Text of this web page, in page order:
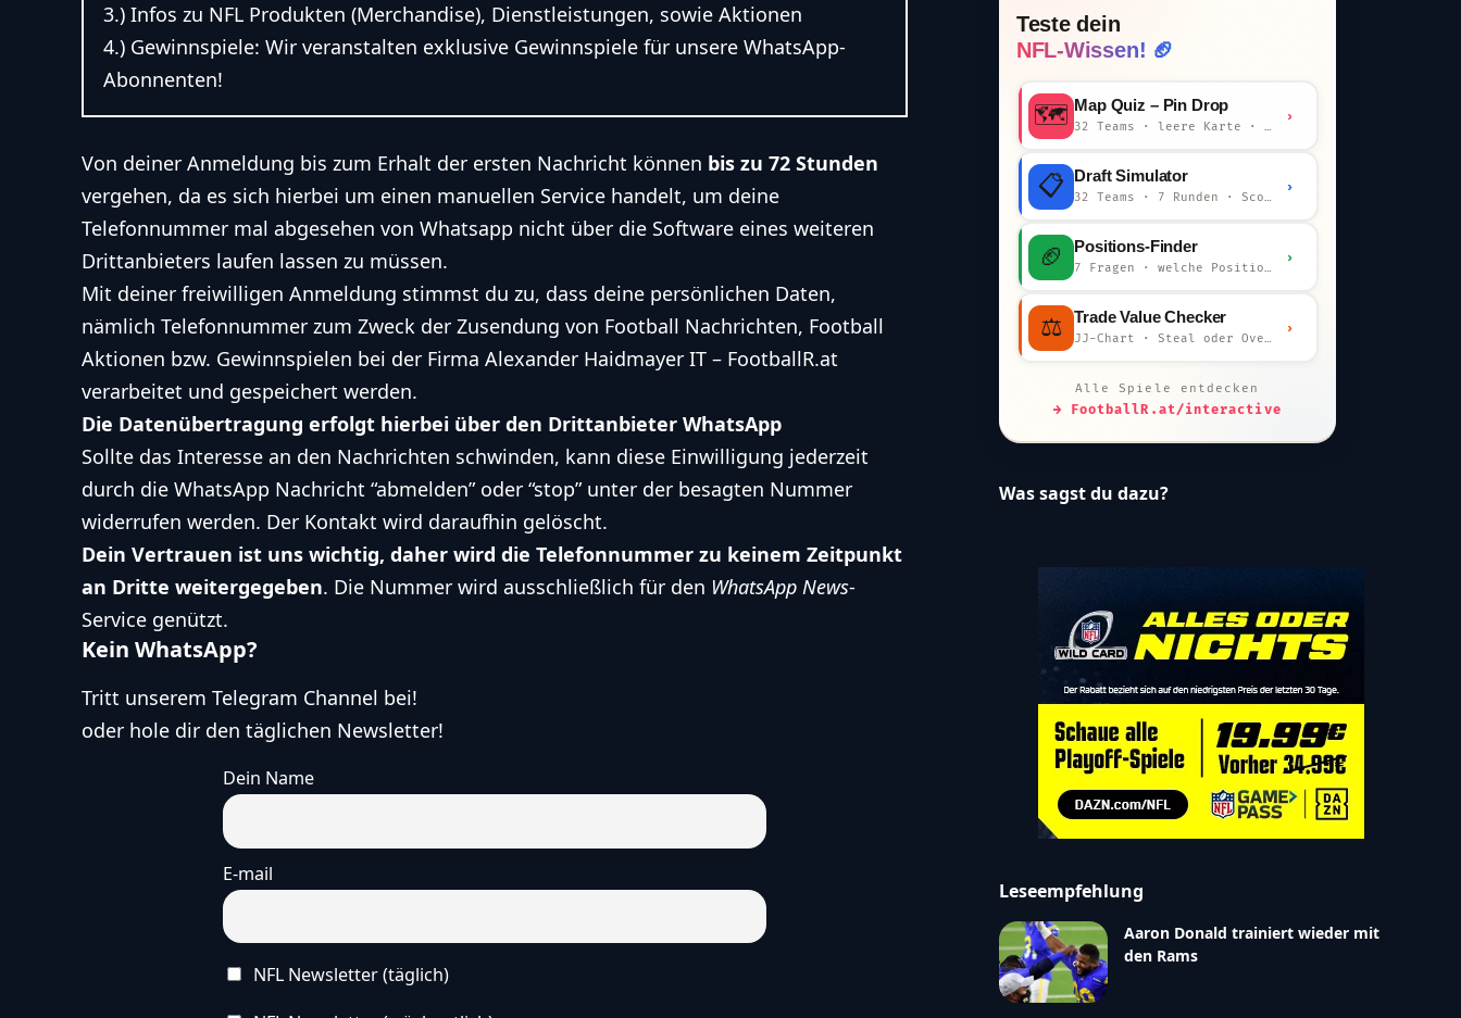
3.) Infos zu NFL Produkten (Merchandise), Dienstleistungen, sowie Aktionen
4.) Gewinnspiele: Wir veranstalten exklusive Gewinnspiele für unsere WhatsApp-
Abonnenten!
Von deiner Anmeldung bis zum Erhalt der ersten Nachricht können bis zu 72 Stunden
vergehen, da es sich hierbei um einen manuellen Service handelt, um deine
Telefonnummer mal abgesehen von Whatsapp nicht über die Software eines weiteren
Drittanbieters laufen lassen zu müssen.
Mit deiner freiwilligen Anmeldung stimmst du zu, dass deine persönlichen Daten,
nämlich Telefonnummer zum Zweck der Zusendung von Football Nachrichten, Football
Aktionen bzw. Gewinnspielen bei der Firma Alexander Haidmayer IT – FootballR.at
verarbeitet und gespeichert werden.
Die Datenübertragung erfolgt hierbei über den Drittanbieter WhatsApp
Sollte das Interesse an den Nachrichten schwinden, kann diese Einwilligung jederzeit
durch die WhatsApp Nachricht “abmelden” oder “stop” unter der besagten Nummer
widerrufen werden. Der Kontakt wird daraufhin gelöscht.
Dein Vertrauen ist uns wichtig, daher wird die Telefonnummer zu keinem Zeitpunkt
an Dritte weitergegeben. Die Nummer wird ausschließlich für den WhatsApp News-
Service genützt.
Kein WhatsApp?
Tritt unserem Telegram Channel bei!
oder hole dir den täglichen Newsletter!
Dein Name
E-mail
NFL Newsletter (täglich)
Teste dein
NFL-Wissen! 🏈
🗺️ Map Quiz – Pin Drop
32 Teams · leere Karte · km-Wertung
›
📋 Draft Simulator
32 Teams · 7 Runden · Scout-Kommentar
›
🏈 Positions-Finder
7 Fragen · welche Position bist du?
›
⚖️ Trade Value Checker
JJ-Chart · Steal oder Overpay?
›
Alle Spiele entdecken
→ FootballR.at/interactive
Was sagst du dazu?
Leseempfehlung
Aaron Donald trainiert wieder mit
den Rams